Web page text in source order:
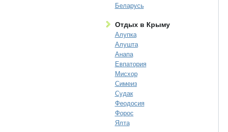
Беларусь
Отдых в Крыму
Алупка
Алушта
Анапа
Евпатория
Мисхор
Симеиз
Судак
Феодосия
Форос
Ялта